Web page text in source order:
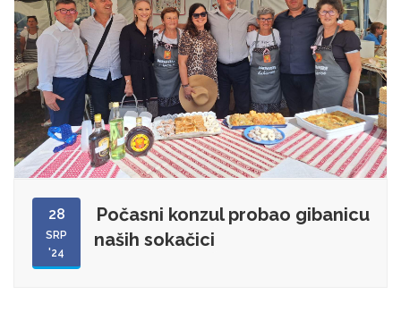
28
SRP
'24
Počasni konzul probao gibanicu
naših sokačici